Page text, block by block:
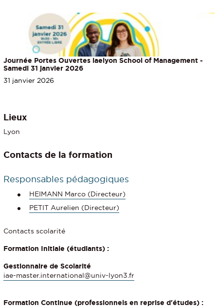
Journée Portes Ouvertes iaelyon School of Management -
Samedi 31 janvier 2026
31 janvier 2026
Lieux
Lyon
Contacts de la formation
Responsables pédagogiques
HEIMANN Marco (Directeur)
PETIT Aurelien (Directeur)
Contacts scolarité
Formation Initiale (étudiants) :
Gestionnaire de Scolarité
iae-master.international@univ-lyon3.fr
Formation Continue (professionnels en reprise d'études) :